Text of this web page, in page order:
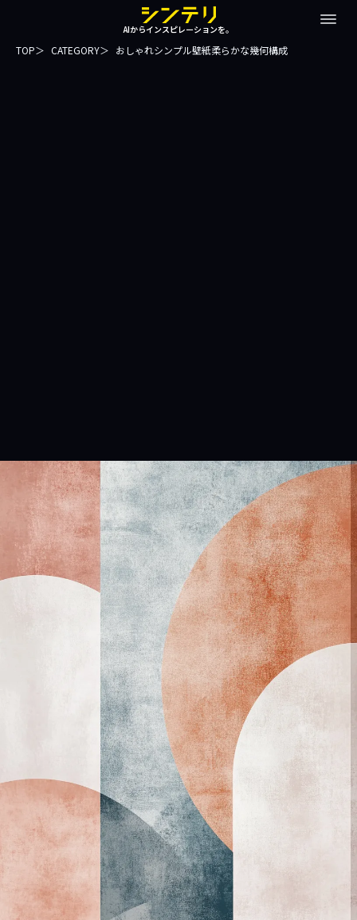
AIからインスピレーションを。
TOP CATEGORY おしゃれシンプル壁紙柔らかな幾何構成